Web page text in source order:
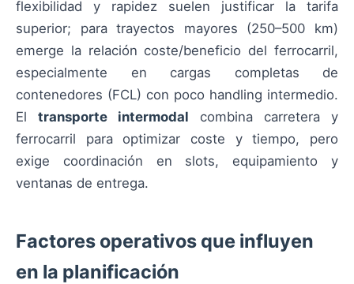
flexibilidad y rapidez suelen justificar la tarifa
superior; para trayectos mayores (250–500 km)
emerge la relación coste/beneficio del ferrocarril,
especialmente en cargas completas de
contenedores (FCL) con poco handling intermedio.
El transporte intermodal combina carretera y
ferrocarril para optimizar coste y tiempo, pero
exige coordinación en slots, equipamiento y
ventanas de entrega.
Factores operativos que influyen
en la planificación